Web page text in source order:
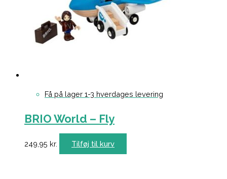
Få på lager 1-3 hverdages levering
BRIO World – Fly
249,95 kr. Tilføj til kurv